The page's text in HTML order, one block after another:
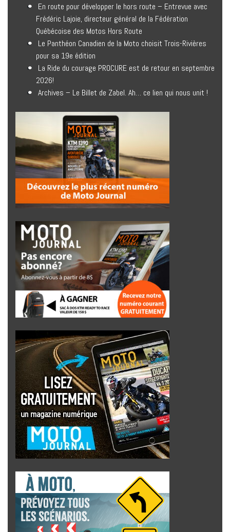
En route pour développer le hors route – Entrevue avec
Frédéric Lajoie, directeur général de la Fédération
Québécoise des Motos Hors Route
Le Panthéon Canadien de la Moto choisit Trois-Rivières
pour sa 19e édition
La Ride du courage PROCURE est de retour en septembre
2026!
Archives – Le Billet de Zabel. Ah… ce lien qui nous unit !